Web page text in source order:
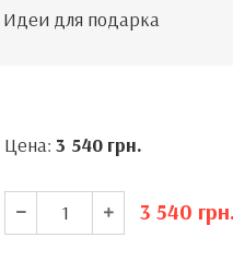
Идеи для подарка
Цена: 3 540 грн.
3 540